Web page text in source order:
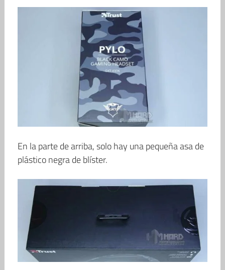
En la parte de arriba, solo hay una pequeña asa de
plástico negra de blíster.